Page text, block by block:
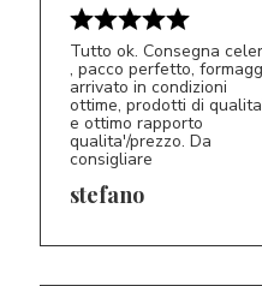
S*
Tutto ok. Consegna
, pacco perfetto,
arrivato in condizioni
ottime, prodotti di
e ottimo rapporto
qualita'/prezzo. Da
consigliare
stefano